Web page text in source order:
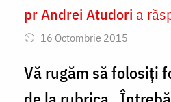
In
reply
to
Buna
pr Andrei Atudori a
16 Octombrie 2015
Vă rugăm să folosiți